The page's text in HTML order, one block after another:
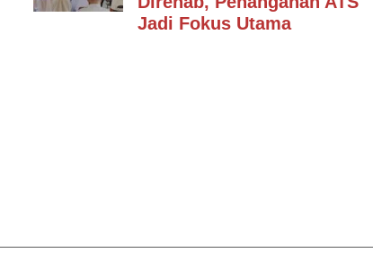
Jadi Fokus Utama